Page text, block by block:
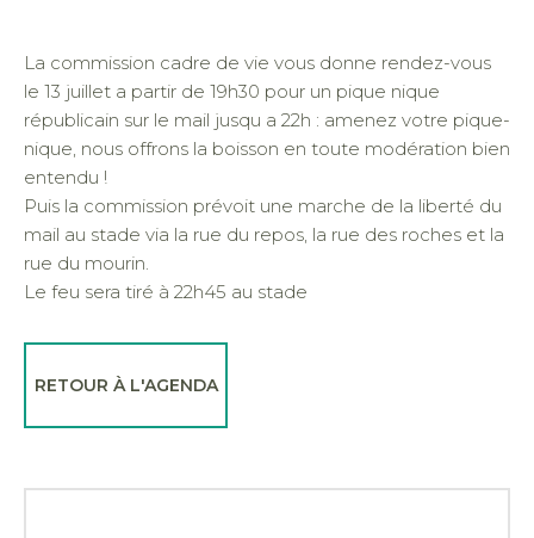
La commission cadre de vie vous donne rendez-vous
le 13 juillet a partir de 19h30 pour un pique nique
républicain sur le mail jusqu a 22h : amenez votre pique-
nique, nous offrons la boisson en toute modération bien
entendu !
Puis la commission prévoit une marche de la liberté du
mail au stade via la rue du repos, la rue des roches et la
rue du mourin.
Le feu sera tiré à 22h45 au stade
RETOUR À L'AGENDA